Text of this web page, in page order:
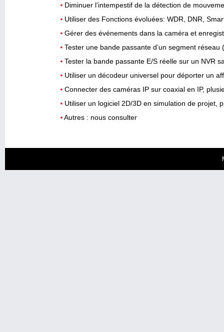
Diminuer l’intempestif de la détection de
Utiliser des Fonctions évoluées: WDR, DNR,
Gérer des événements dans la caméra et
Tester une bande passante d’un segment réseau
Tester la bande passante E/S réelle sur un NVR
Utiliser un décodeur universel pour déporter un
Connecter des caméras IP sur coaxial en IP,
Utiliser un logiciel 2D/3D en simulation de projet,
Autres : nous consulter